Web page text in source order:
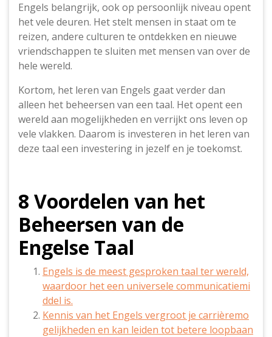
Engels belangrijk, ook op persoonlijk niveau opent
het vele deuren. Het stelt mensen in staat om te
reizen, andere culturen te ontdekken en nieuwe
vriendschappen te sluiten met mensen van over de
hele wereld.
Kortom, het leren van Engels gaat verder dan
alleen het beheersen van een taal. Het opent een
wereld aan mogelijkheden en verrijkt ons leven op
vele vlakken. Daarom is investeren in het leren van
deze taal een investering in jezelf en je toekomst.
8 Voordelen van het
Beheersen van de
Engelse Taal
Engels is de meest gesproken taal ter wereld,
waardoor het een universele communicatiemi
ddel is.
Kennis van het Engels vergroot je carrièremo
gelijkheden en kan leiden tot betere loopbaan